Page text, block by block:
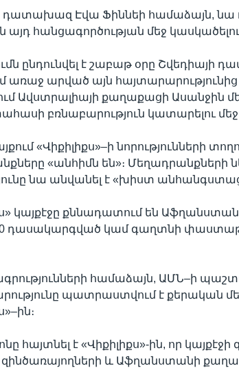
Էվա Ֆիննեի համաձայն, նա
այդ հանցագործության մեջ կասկածելու
ընդունվել է շաբաթ օրը Շվեդիայի
առաջ արված այն
Ավստրալիայի քաղաքացի Ասանջին
բռնաբարություն կատարելու
«Վիքիլիքս»–ի նորությունների
«անհիմն են»։
նա անվանել է «խիստ
կայքէջը քննադատում են
դասակարգված կամ գաղտնի
համաձայն, ԱՄՆ–ի
պատրաստվում է քերական
հայտնել է «Վիքիլիքս»-ին, որ կայքէջի
զինծառայողների և Աֆղանստանի